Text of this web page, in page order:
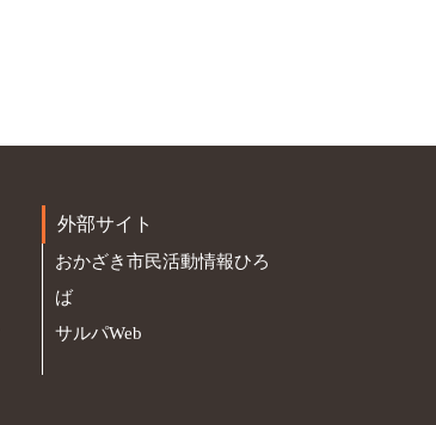
外部サイト
おかざき市民活動情報ひろ
ば
サルパWeb